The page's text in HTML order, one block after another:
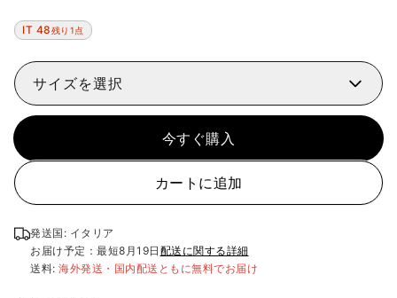
IT 48残り1点
サイズを選択
今すぐ購入
カートに追加
発送国: イタリア
お届け予定：最短8月19日 配送に関する詳細
送料: 海外発送・国内配送ともに無料でお届け